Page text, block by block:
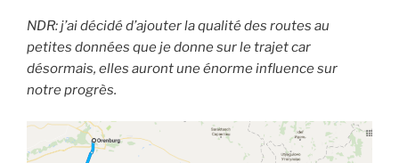
NDR: j’ai décidé d’ajouter la qualité des routes au
petites données que je donne sur le trajet car
désormais, elles auront une énorme influence sur
notre progrès.